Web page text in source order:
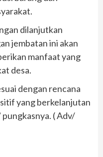
dilanjutkan
jembatan ini akan
manfaat yang
desa.
dengan rencana
yang berkelanjutan
pungkasnya. ( Adv/